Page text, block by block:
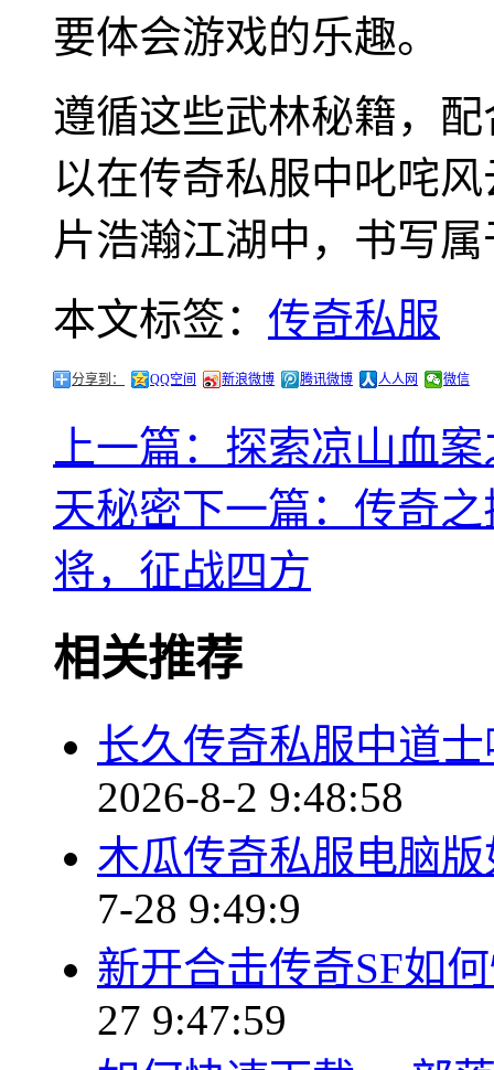
要体会游戏的乐趣。
遵循这些武林秘籍，
以在传奇私服中叱咤
片浩瀚江湖中，书写
本文标签： 传奇私服
分享到： QQ空间 新浪微博 腾讯微博 人人网 微信
上一篇：探索凉山血
天秘密下一篇：传奇
将，征战四方
相关推荐
长久传奇私服中道
2026-8-2 9:48:58
木瓜传奇私服电脑
7-28 9:49:9
新开合击传奇SF如
27 9:47:59